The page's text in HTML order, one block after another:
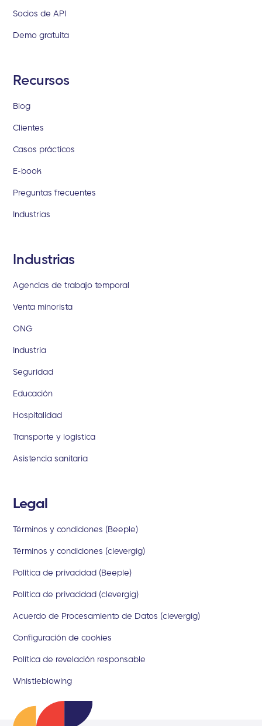
Socios de API
Demo gratuita
Recursos
Blog
Clientes
Casos prácticos
E-book
Preguntas frecuentes
Industrias
Industrias
Agencias de trabajo temporal
Venta minorista
ONG
Industria
Seguridad
Educación
Hospitalidad
Transporte y logística
Asistencia sanitaria
Legal
Términos y condiciones (Beeple)
Términos y condiciones (clevergig)
Política de privacidad (Beeple)
Política de privacidad (clevergig)
Acuerdo de Procesamiento de Datos (clevergig)
Configuración de cookies
Política de revelación responsable
Whistleblowing